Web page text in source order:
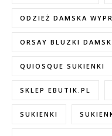
ODZIEŻ DAMSKA
ORSAY BLUZKI
QUIOSQUE SUKIENKI
SKLEP EBUTIK.PL
SUKIENKI